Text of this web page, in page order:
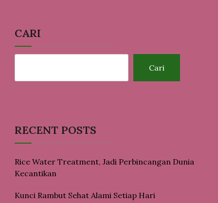
CARI
Cari
RECENT POSTS
Rice Water Treatment, Jadi Perbincangan Dunia
Kecantikan
Kunci Rambut Sehat Alami Setiap Hari